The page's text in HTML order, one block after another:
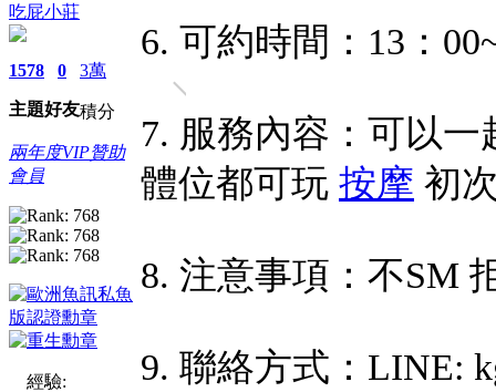
吃屁小莊
1578
主題
0
好友
3萬
積分
兩年度VIP贊助
會員
經驗:
6. 可約時間：13：
7. 服務內容：可以
體位都可玩 按摩 初
8. 注意事項：不SM
9. 聯絡方式：LINE: